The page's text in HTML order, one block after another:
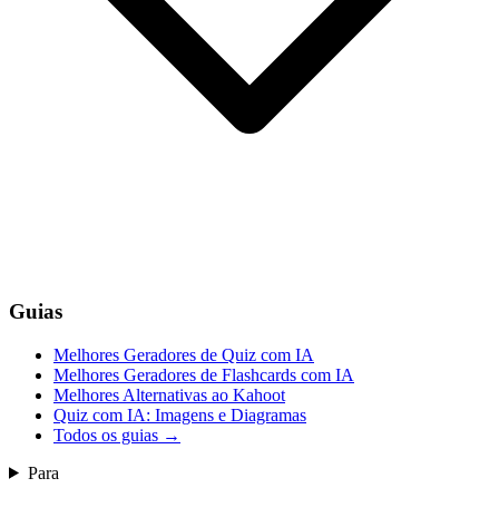
Guias
Melhores Geradores de Quiz com IA
Melhores Geradores de Flashcards com IA
Melhores Alternativas ao Kahoot
Quiz com IA: Imagens e Diagramas
Todos os guias →
Para